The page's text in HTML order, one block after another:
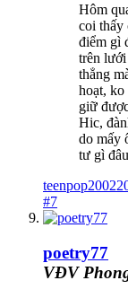
Hôm
coi thấy
điểm gì
trên
thẳng
hoạt,
giữ
Hic,
do mấy
tư gì
#7
poetry77
VĐV